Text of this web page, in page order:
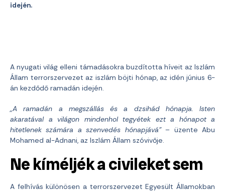
idején.
A nyugati világ elleni támadásokra buzdította híveit az Iszlám
Állam terrorszervezet az iszlám böjti hónap, az idén június 6-
án kezdődő ramadán idején.
„A ramadán a megszállás és a dzsihád hónapja. Isten
akaratával a világon mindenhol tegyétek ezt a hónapot a
hitetlenek számára a szenvedés hónapjává”– üzente Abu
Mohamed al-Adnani, az Iszlám Állam szóvivője.
Ne kíméljék a civileket sem
A felhívás különösen a terrorszervezet Egyesült Államokban